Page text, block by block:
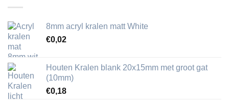
8mm acryl kralen matt White
€0,02
Houten Kralen blank 20x15mm met groot gat
(10mm)
€0,18